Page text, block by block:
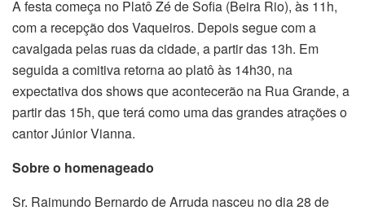
A festa começa no Platô Zé de Sofia (Beira Rio), às 11h,
com a recepção dos Vaqueiros. Depois segue com a
cavalgada pelas ruas da cidade, a partir das 13h. Em
seguida a comitiva retorna ao platô às 14h30, na
expectativa dos shows que acontecerão na Rua Grande, a
partir das 15h, que terá como uma das grandes atrações o
cantor Júnior Vianna.
Sobre o homenageado
Sr. Raimundo Bernardo de Arruda nasceu no dia 28 de